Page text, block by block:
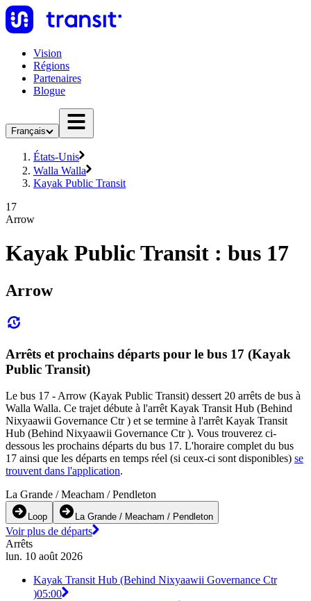
Vision
Régions
Partenaires
Blogue
Français
États-Unis
Walla Walla
Kayak Public Transit
17
Arrow
Kayak Public Transit : bus 17
Arrow
Arrêts et prochains départs pour le bus 17 (Kayak
Public Transit)
Le bus 17 - Arrow (Kayak Public Transit) dessert 20 arrêts de bus à
Walla Walla. Ce trajet débute à l'arrêt Kayak Transit Hub (Behind
Nixyaawii Governance Ctr ) et se termine à l'arrêt Kayak Transit
Hub (Behind Nixyaawii Governance Ctr ). Vous trouverez ci-
dessous les prochains départs du bus 17. L'horaire complet du bus
17 ainsi que les départs en temps réel (si ceux-ci sont disponibles) se
trouvent dans l'application.
La Grande / Meacham / Pendleton
Loop La Grande / Meacham / Pendleton
Voir plus de départs
Arrêts
lun. 10 août 2026
Kayak Transit Hub (Behind Nixyaawii Governance Ctr
)05:00